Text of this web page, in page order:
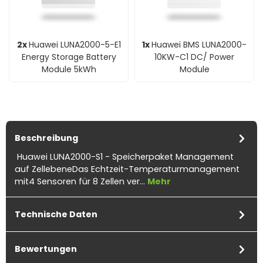
2xHuawei LUNA2000-5-E1
Energy Storage Battery
Module 5kWh
1xHuawei BMS LUNA2000-
10KW-C1 DC/ Power
Module
Beschreibung
Huawei LUNA2000-S1 - Speicherpaket Management
auf ZellebeneDas Echtzeit-Temperaturmanagement
mit4 Sensoren für 8 Zellen ver… Mehr
Technische Daten
Bewertungen